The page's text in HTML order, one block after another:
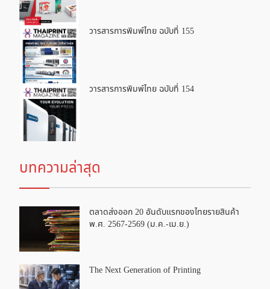
วารสารการพิมพ์ไทย ฉบับที่ 155
วารสารการพิมพ์ไทย ฉบับที่ 154
บทความล่าสุด
ตลาดส่งออก 20 อันดับแรกของไทยรายสินค้า
พ.ศ. 2567-2569 (ม.ค.-เม.ย.)
The Next Generation of Printing